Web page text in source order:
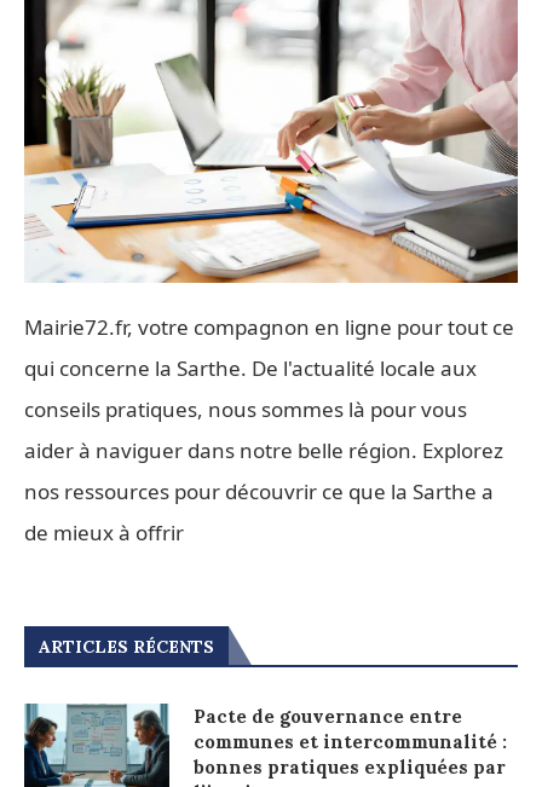
Mairie72.fr, votre compagnon en ligne pour tout ce
qui concerne la Sarthe. De l'actualité locale aux
conseils pratiques, nous sommes là pour vous
aider à naviguer dans notre belle région. Explorez
nos ressources pour découvrir ce que la Sarthe a
de mieux à offrir
ARTICLES RÉCENTS
Pacte de gouvernance entre
communes et intercommunalité :
bonnes pratiques expliquées par